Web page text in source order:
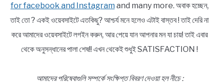
for facebook and Instagram and many more. অবাক হচ্ছেন,
তাই তো ? একই ওয়েবসাইটে এতকিছু? আশ্চর্য মনে হলেও এটাই বাস্তব ! তাই দেরি না
করে আমাদের ওয়েবসাইটে লগইন করুন, আর পেয়ে যান আপনার মন যা চায়! তাই এবার
থেকে অনুসন্ধানের পালা শেষ!! এখন থেকেই শুধুই SATISFACTION !
আমাদের পরিষেবাগুলি সম্পর্কে সংক্ষিপ্ত বিবরণ দেওয়া হল নীচে :